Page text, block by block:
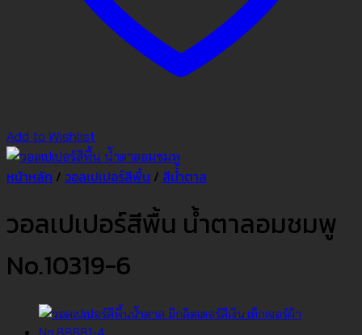
Add to Wishlist
หน้าหลัก / วอลเปเปอร์สีพื้น / สีน้ำตาล
วอลเปเปอร์สีพื้น น้ำตาลอมชมพู
No.10319-6